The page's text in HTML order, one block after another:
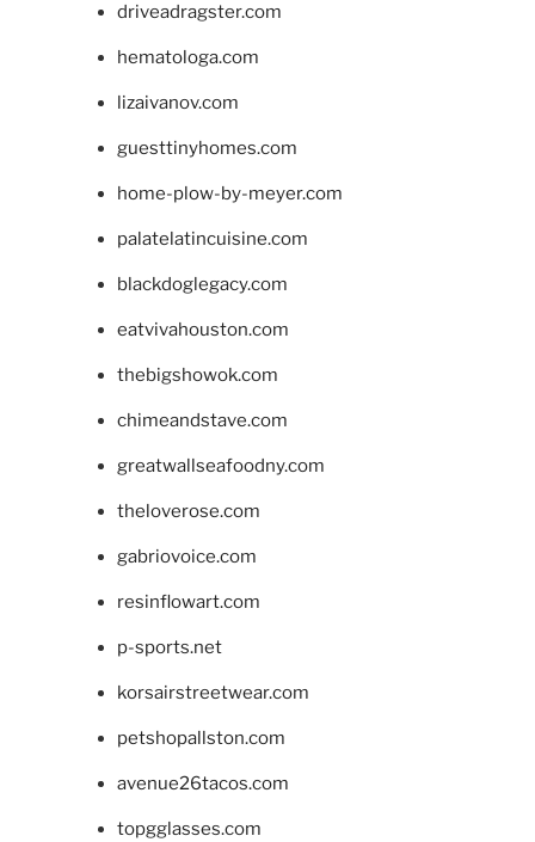
driveadragster.com
hematologa.com
lizaivanov.com
guesttinyhomes.com
home-plow-by-meyer.com
palatelatincuisine.com
blackdoglegacy.com
eatvivahouston.com
thebigshowok.com
chimeandstave.com
greatwallseafoodny.com
theloverose.com
gabriovoice.com
resinflowart.com
p-sports.net
korsairstreetwear.com
petshopallston.com
avenue26tacos.com
topgglasses.com